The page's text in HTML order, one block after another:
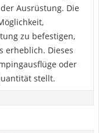
Ausrüstung. Die
zu befestigen,
erheblich. Dieses
oder
stellt.